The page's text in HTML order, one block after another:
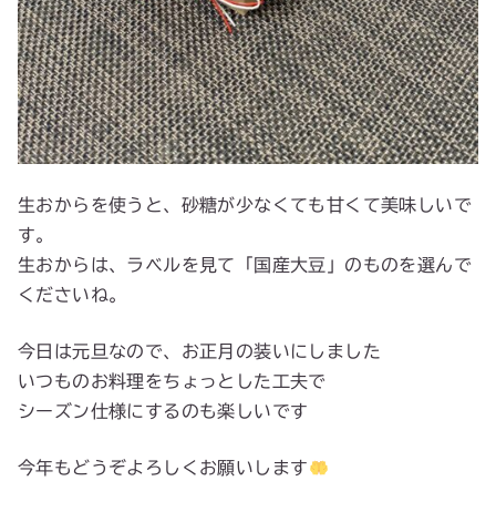
生おからを使うと、砂糖が少なくても甘くて美味しいで
す。
生おからは、ラベルを見て「国産大豆」のものを選んで
くださいね。
今日は元旦なので、お正月の装いにしました
いつものお料理をちょっとした工夫で
シーズン仕様にするのも楽しいです
今年もどうぞよろしくお願いします